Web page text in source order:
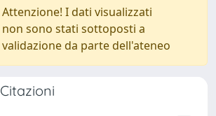
Attenzione! I dati visualizzati
non sono stati sottoposti a
validazione da parte dell'ateneo
Citazioni